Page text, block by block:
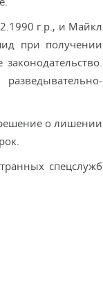
г.р., и Майкл
при получении
о лишении
спецслужб